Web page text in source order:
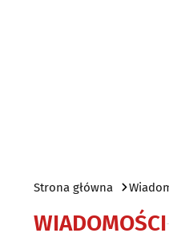
Strona główna
WIADOMOŚCI